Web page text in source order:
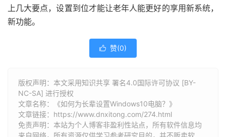
上几大要点，设置到位才能让老年人能更好的享用新系统，
新功能。
 赞(0)
版权声明：本文采用知识共享 署名4.0国际许可协议 [BY-
NC-SA] 进行授权
文章名称：《如何为长辈设置Windows10电脑？》
文章链接： https://www.dnxitong.com/274.html
免责声明：本站为个人博客非盈利性站点，所有软件信息均
来自网络，所有资源仅供学习参考研究目的，并不贩卖软